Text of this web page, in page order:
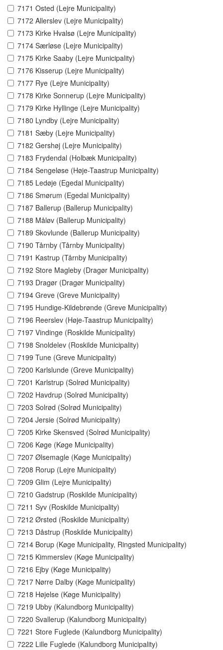
7171 Osted (Lejre Municipality)
7172 Allerslev (Lejre Municipality)
7173 Kirke Hvalsø (Lejre Municipality)
7174 Særløse (Lejre Municipality)
7175 Kirke Saaby (Lejre Municipality)
7176 Kisserup (Lejre Municipality)
7177 Rye (Lejre Municipality)
7178 Kirke Sonnerup (Lejre Municipality)
7179 Kirke Hyllinge (Lejre Municipality)
7180 Lyndby (Lejre Municipality)
7181 Sæby (Lejre Municipality)
7182 Gershøj (Lejre Municipality)
7183 Frydendal (Holbæk Municipality)
7184 Sengeløse (Høje-Taastrup Municipality)
7185 Ledøje (Egedal Municipality)
7186 Smørum (Egedal Municipality)
7187 Ballerup (Ballerup Municipality)
7188 Måløv (Ballerup Municipality)
7189 Skovlunde (Ballerup Municipality)
7190 Tårnby (Tårnby Municipality)
7191 Kastrup (Tårnby Municipality)
7192 Store Magleby (Dragør Municipality)
7193 Dragør (Dragør Municipality)
7194 Greve (Greve Municipality)
7195 Hundige-Kildebrønde (Greve Municipality)
7196 Reerslev (Høje-Taastrup Municipality)
7197 Vindinge (Roskilde Municipality)
7198 Snoldelev (Roskilde Municipality)
7199 Tune (Greve Municipality)
7200 Karlslunde (Greve Municipality)
7201 Karlstrup (Solrød Municipality)
7202 Havdrup (Solrød Municipality)
7203 Solrød (Solrød Municipality)
7204 Jersie (Solrød Municipality)
7205 Kirke Skensved (Solrød Municipality)
7206 Køge (Køge Municipality)
7207 Ølsemagle (Køge Municipality)
7208 Rorup (Lejre Municipality)
7209 Glim (Lejre Municipality)
7210 Gadstrup (Roskilde Municipality)
7211 Syv (Roskilde Municipality)
7212 Ørsted (Roskilde Municipality)
7213 Dåstrup (Roskilde Municipality)
7214 Borup (Køge Municipality, Ringsted Municipality)
7215 Kimmerslev (Køge Municipality)
7216 Ejby (Køge Municipality)
7217 Nørre Dalby (Køge Municipality)
7218 Højelse (Køge Municipality)
7219 Ubby (Kalundborg Municipality)
7220 Svallerup (Kalundborg Municipality)
7221 Store Fuglede (Kalundborg Municipality)
7222 Lille Fuglede (Kalundborg Municipality)